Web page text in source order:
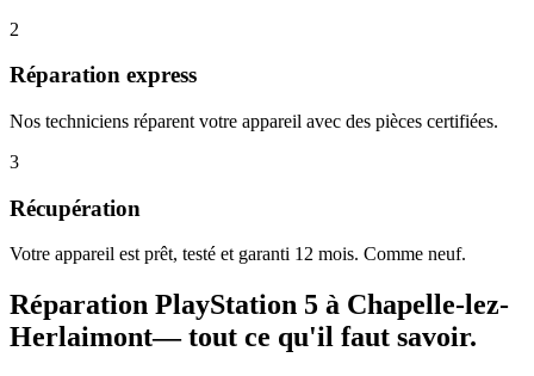
2
Réparation express
Nos techniciens réparent votre appareil avec des pièces certifiées.
3
Récupération
Votre appareil est prêt, testé et garanti 12 mois. Comme neuf.
Réparation PlayStation 5 à Chapelle-lez-
Herlaimont— tout ce qu'il faut savoir.